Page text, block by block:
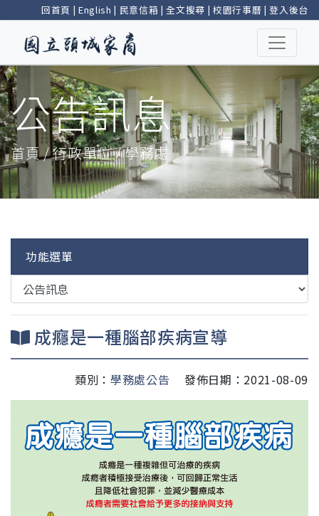
回首頁 | English | 民意信箱 |全文搜尋 | 校園行事曆 |登入後台
公告訊息
首頁 / 行政單位 / 學務處
功能選單
成癮是一種腦部疾病宣導
類別： 學務處公告 發佈日期：2021-08-09